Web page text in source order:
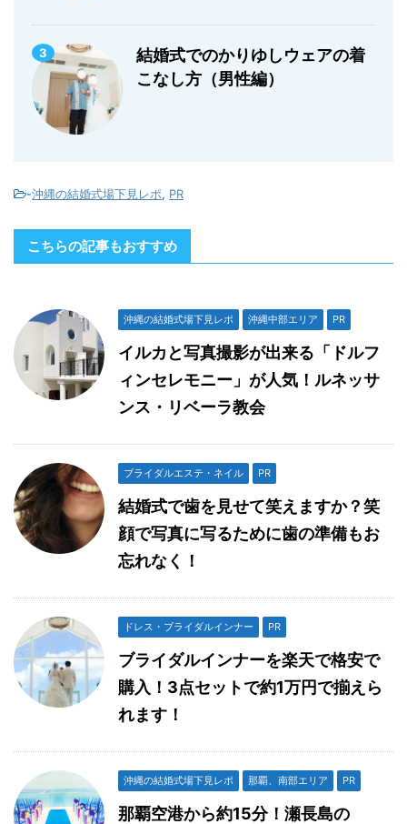
3
結婚式でのかりゆしウェアの着
こなし方（男性編）
-沖縄の結婚式場下見レポ, PR
こちらの記事もおすすめ
沖縄の結婚式場下見レポ 沖縄中部エリア PR
イルカと写真撮影が出来る「ドルフ
ィンセレモニー」が人気！ルネッサ
ンス・リベーラ教会
ブライダルエステ・ネイル PR
結婚式で歯を見せて笑えますか？笑
顔で写真に写るために歯の準備もお
忘れなく！
ドレス・ブライダルインナー PR
ブライダルインナーを楽天で格安で
購入！3点セットで約1万円で揃えら
れます！
沖縄の結婚式場下見レポ 那覇、南部エリア PR
那覇空港から約15分！瀬長島の